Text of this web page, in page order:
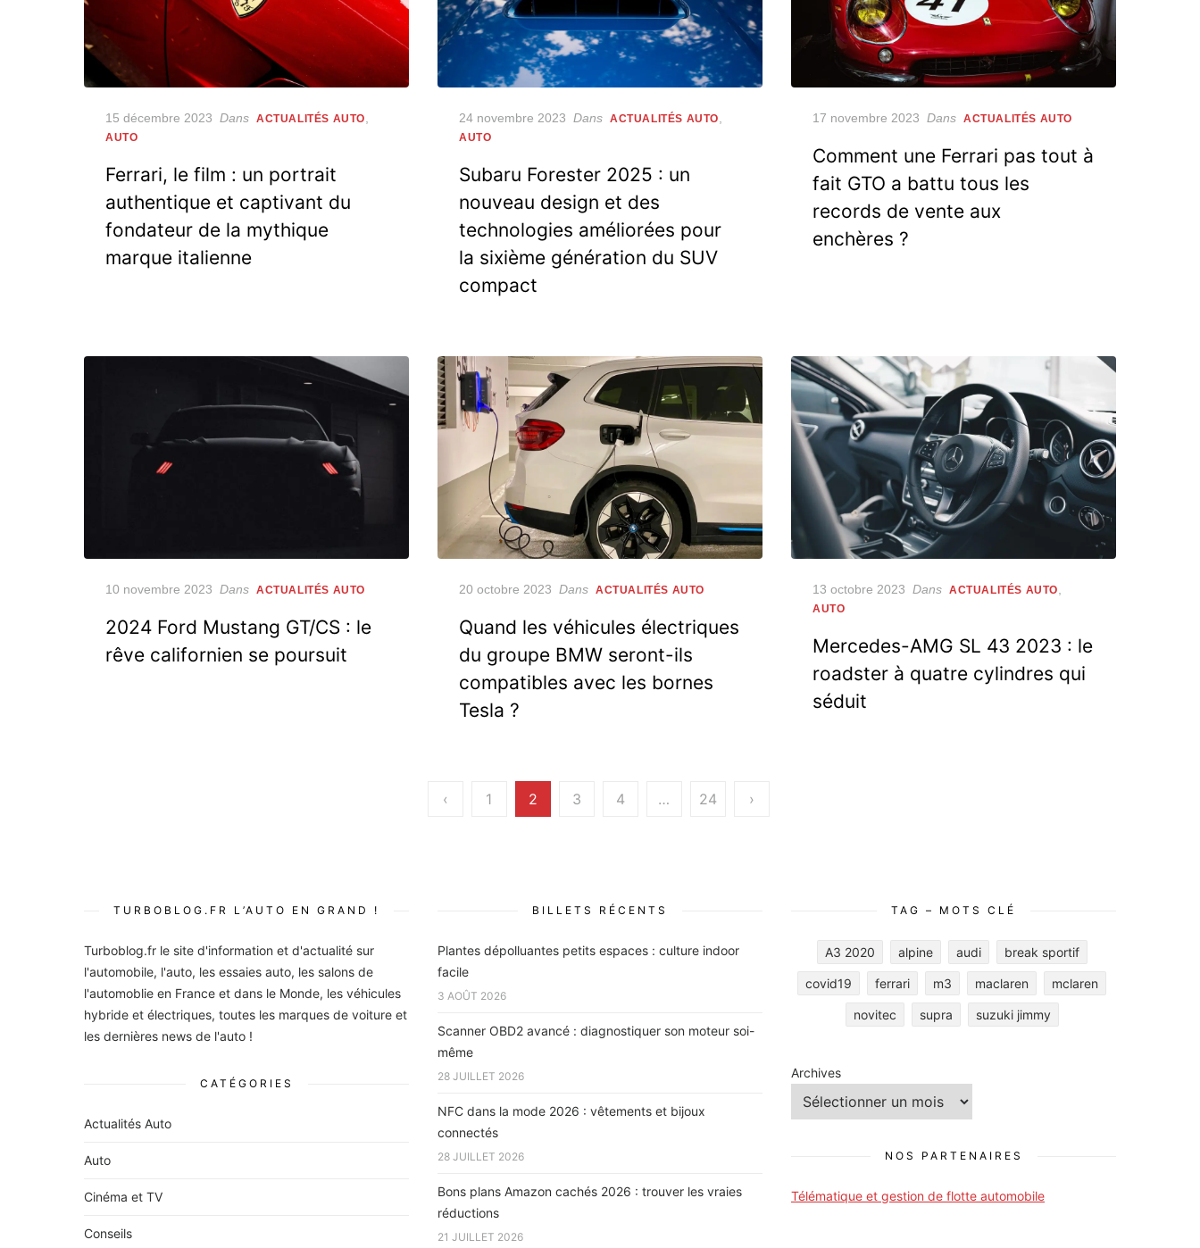
Posted
on
15 décembre 2023 Dans ACTUALITÉS AUTO
AUTO
Ferrari, le film : un portrait
authentique et captivant du
fondateur de la mythique
marque italienne
Posted
on
24 novembre 2023 Dans ACTUALITÉS AUTO
AUTO
Subaru Forester 2025 : un
nouveau design et des
technologies améliorées pour
la sixième génération du SUV
compact
Posted
17 novembre 2023 Dans ACTUALITÉS AUTO
Comment une Ferrari pas tout à
fait GTO a battu tous les
records de vente aux
enchères ?
Posted
10 novembre 2023 Dans ACTUALITÉS AUTO
2024 Ford Mustang GT/CS : le
rêve californien se poursuit
Posted
20 octobre 2023 Dans ACTUALITÉS AUTO
Quand les véhicules électriques
du groupe BMW seront-ils
compatibles avec les bornes
Tesla ?
Posted
on
13 octobre 2023 Dans ACTUALITÉS AUTO
AUTO
Mercedes-AMG SL 43 2023 : le
roadster à quatre cylindres qui
séduit
‹ 1 2 3 4 … 24 ›
TURBOBLOG.FR L’AUTO EN GRAND !
Turboblog.fr le site d'information et d'actualité sur
l'automobile, l'auto, les essaies auto, les salons de
l'automoblie en France et dans le Monde, les véhicules
hybride et électriques, toutes les marques de voiture et
les dernières news de l'auto !
CATÉGORIES
Actualités Auto
Auto
Cinéma et TV
Conseils
BILLETS RÉCENTS
Plantes dépolluantes petits espaces : culture indoor
facile
3 AOÛT 2026
Scanner OBD2 avancé : diagnostiquer son moteur soi-
même
28 JUILLET 2026
NFC dans la mode 2026 : vêtements et bijoux
connectés
28 JUILLET 2026
Bons plans Amazon cachés 2026 : trouver les vraies
réductions
21 JUILLET 2026
TAG – MOTS CLÉ
A3 2020 alpine audi break sportif
covid19 ferrari m3 maclaren mclaren
novitec supra suzuki jimmy
Archives
NOS PARTENAIRES
Télématique et gestion de flotte automobile